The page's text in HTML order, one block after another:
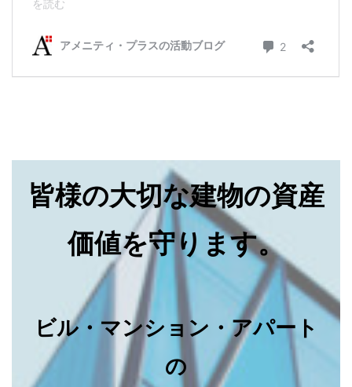
皆様の大切な建物の資産
価値を守ります。
ビル・マンション・アパート
の